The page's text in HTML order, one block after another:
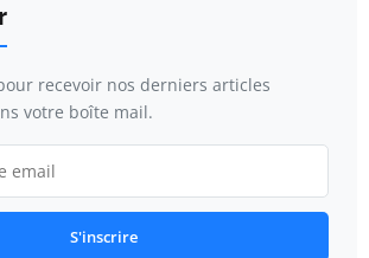
recevoir nos derniers articles
votre boîte mail.
S'inscrire